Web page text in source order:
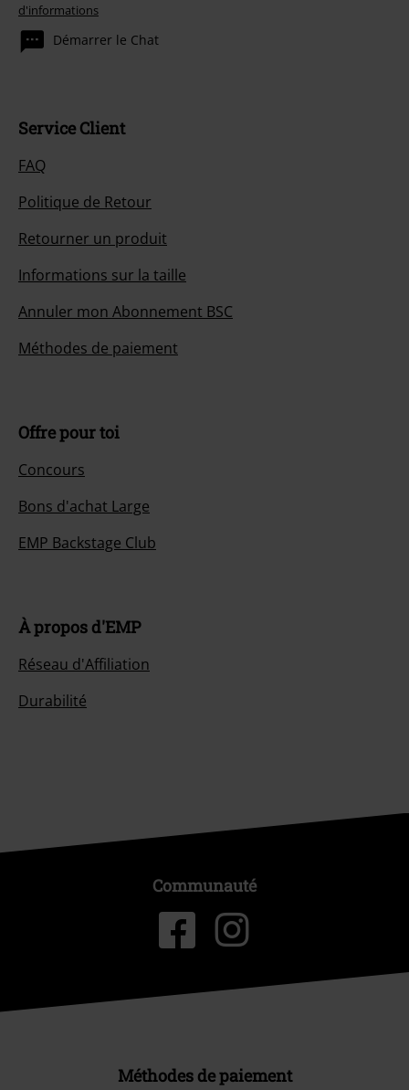
d'informations
Démarrer le Chat
Service Client
FAQ
Politique de Retour
Retourner un produit
Informations sur la taille
Annuler mon Abonnement BSC
Méthodes de paiement
Offre pour toi
Concours
Bons d'achat Large
EMP Backstage Club
À propos d'EMP
Réseau d'Affiliation
Durabilité
Communauté
Méthodes de paiement